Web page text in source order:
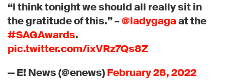
“I think tonight we should all really sit in
the gratitude of this.” –@ladygagaat the
#SAGAwards.
pic.twitter.com/ixVRz7Qs8Z
— E! News (@enews)February 28, 2022